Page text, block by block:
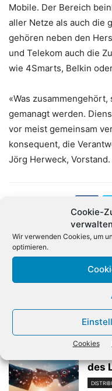
Cookie-
verwalten
Wir verwenden Cookies, um
optimieren.
Cookies
Mobile. Der Bereich
aller Netze als auch die
gehören neben den
und Telekom auch die
wie 4Smarts, Belkin
«Was
gemanagt werden.
vor meist gemeinsam
konsequent, die
Jörg Herweck, Vorstand.
des